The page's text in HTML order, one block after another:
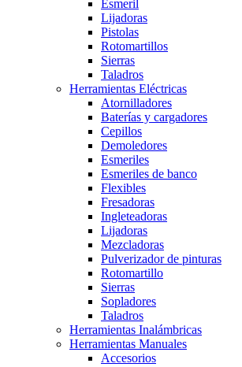
Esmeril
Lijadoras
Pistolas
Rotomartillos
Sierras
Taladros
Herramientas Eléctricas
Atornilladores
Baterías y cargadores
Cepillos
Demoledores
Esmeriles
Esmeriles de banco
Flexibles
Fresadoras
Ingleteadoras
Lijadoras
Mezcladoras
Pulverizador de pinturas
Rotomartillo
Sierras
Sopladores
Taladros
Herramientas Inalámbricas
Herramientas Manuales
Accesorios